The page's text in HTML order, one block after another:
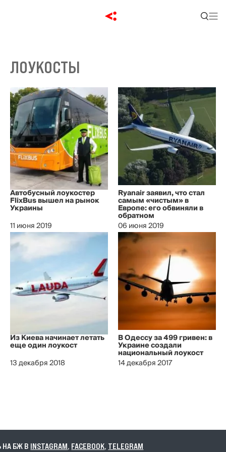
ЛОУКОСТЫ
Автобусный лоукостер
FlixBus вышел на рынок
Украины
11 июня 2019
Ryanair заявил, что стал
самым «чистым» в
Европе: его обвиняли в
обратном
06 июня 2019
Из Киева начинает летать
еще один лоукост
13 декабря 2018
В Одессу за 499 гривен: в
Украине создали
национальный лоукост
14 декабря 2017
БЖ ВINSTAGRAM,FACEBOOK,TELEGRAM